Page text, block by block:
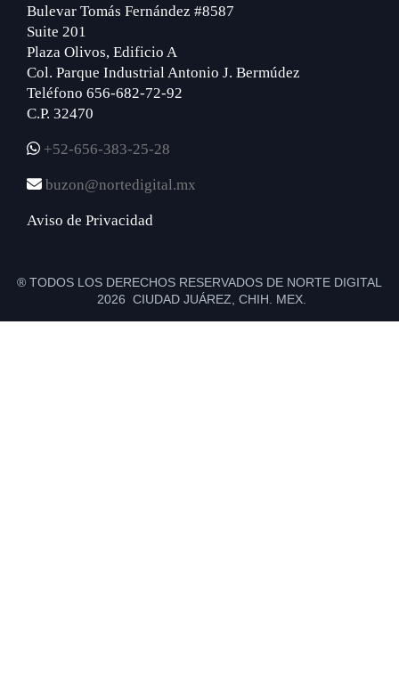
Bulevar Tomás Fernández #8587
Suite 201
Plaza Olivos, Edificio A
Col. Parque Industrial Antonio J. Bermúdez
Teléfono 656-682-72-92
C.P. 32470
+52-656-383-25-28
buzon@nortedigital.mx
Aviso de Privacidad
® TODOS LOS DERECHOS RESERVADOS DE NORTE DIGITAL
2026 CIUDAD JUÁREZ, CHIH. MEX.